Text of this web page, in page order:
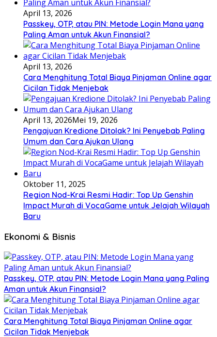
April 13, 2026
Passkey, OTP, atau PIN: Metode Login Mana yang
Paling Aman untuk Akun Finansial?
April 13, 2026
Cara Menghitung Total Biaya Pinjaman Online agar
Cicilan Tidak Menjebak
April 13, 2026Mei 19, 2026
Pengajuan Kredione Ditolak? Ini Penyebab Paling
Umum dan Cara Ajukan Ulang
Oktober 11, 2025
Region Nod-Krai Resmi Hadir: Top Up Genshin
Impact Murah di VocaGame untuk Jelajah Wilayah
Baru
Ekonomi & Bisnis
Passkey, OTP, atau PIN: Metode Login Mana yang Paling
Aman untuk Akun Finansial?
Cara Menghitung Total Biaya Pinjaman Online agar
Cicilan Tidak Menjebak